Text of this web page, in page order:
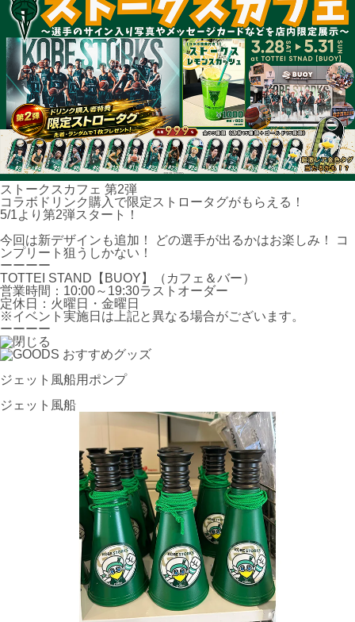
ストークスカフェ 第2弾
コラボドリンク購入で限定ストロータグがもらえる！
5/1より第2弾スタート！
今回は新デザインも追加！ どの選手が出るかはお楽しみ！ コ
ンプリート狙うしかない！
ーーーー
TOTTEI STAND【BUOY】（カフェ＆バー）
営業時間：10:00～19:30ラストオーダー
定休日：火曜日・金曜日
※イベント実施日は上記と異なる場合がございます。
ーーーー
ジェット風船用ポンプ
ジェット風船